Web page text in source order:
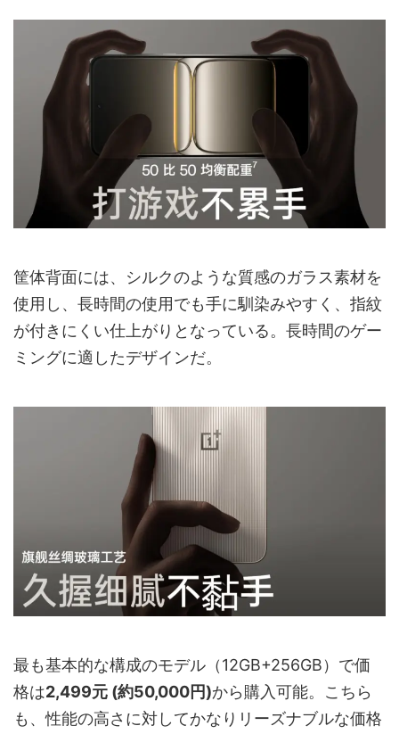
筐体背面には、シルクのような質感のガラス素材を
使用し、長時間の使用でも手に馴染みやすく、指紋
が付きにくい仕上がりとなっている。長時間のゲー
ミングに適したデザインだ。
最も基本的な構成のモデル（12GB+256GB）で価
格は2,499元 (約50,000円)から購入可能。こちら
も、性能の高さに対してかなりリーズナブルな価格